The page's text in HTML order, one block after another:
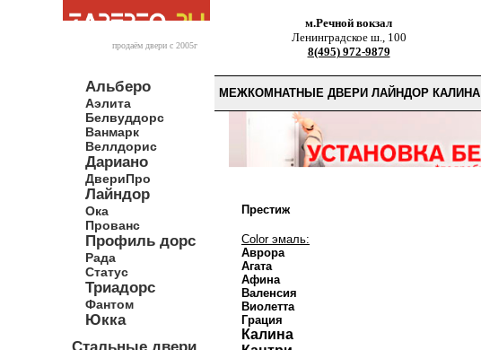
продаём двери c 2005г
Альберо
Аэлита
Белвуддорс
Ванмарк
Веллдорис
Дариано
ДвериПро
Лайндор
Ока
Прованс
Профиль дорс
Рада
Статус
Триадорс
Фантом
Юкка
м.Речной вокзал
Ленинградское ш., 100
8(495) 972-9879
МЕЖКОМНАТНЫЕ ДВЕРИ ЛАЙНДОР КАЛИНА
Престиж
Color эмаль:
Аврора
Агата
Афина
Валенсия
Виолетта
Грация
Калина